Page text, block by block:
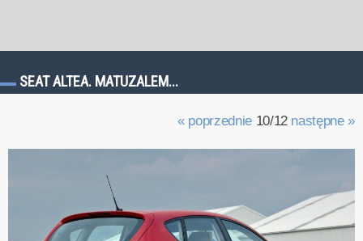
SEAT ALTEA. MATUZALEM...
« poprzednie10/12 następne »